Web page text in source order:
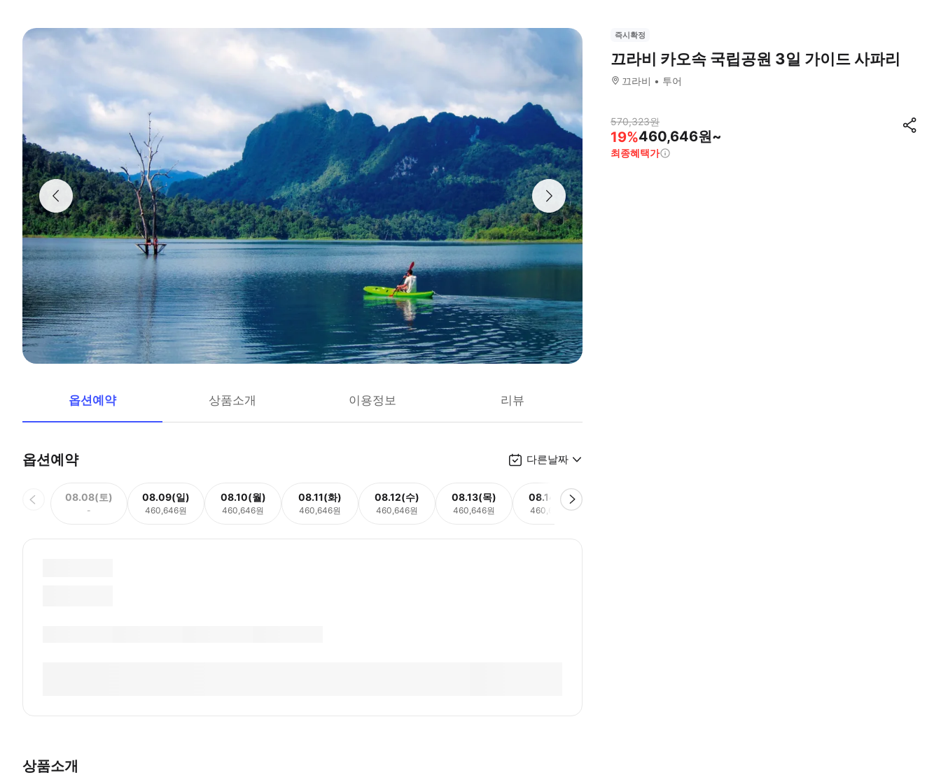
옵션예약 상품소개 이용정보 리뷰
옵션예약 다른날짜
08.08(토)
-
08.09(일)
460,646원
08.10(월)
460,646원
08.11(화)
460,646원
08.12(수)
460,646원
08.13(목)
460,646원
08.14(금)
460,646원
상품소개
즉시확정
끄라비 카오속 국립공원 3일 가이드 사파리
끄라비 투어
570,323원
19%460,646원~
최종혜택가